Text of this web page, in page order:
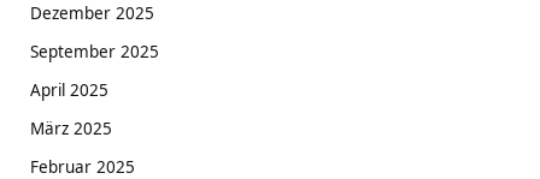
Dezember 2025
September 2025
April 2025
März 2025
Februar 2025